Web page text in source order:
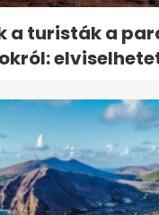
a turisták a